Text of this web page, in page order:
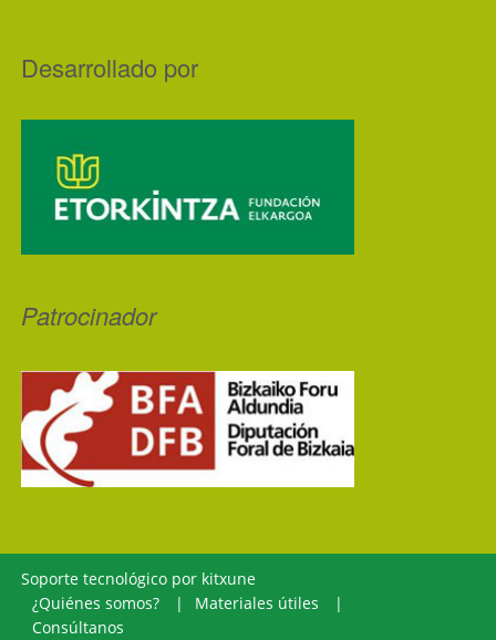
Desarrollado por
Patrocinador
Soporte tecnológico por kitxune
¿Quiénes somos?
Materiales útiles
Consúltanos